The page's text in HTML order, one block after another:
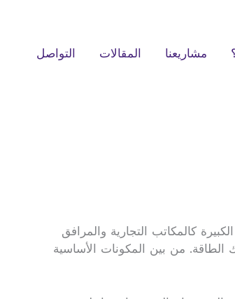
مشاريعنا المقالات التواصل
كالمكاتب التجارية والمرافق
الطاقة. من بين المكونات الأساسية